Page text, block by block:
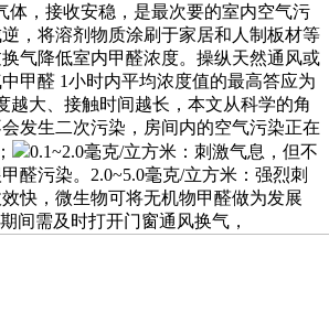
体，接收安稳，是最次要的室内空气污
，将溶剂物质涂刷于家居和人制板材等
气降低室内甲醛浓度。操纵天然通风或
甲醛 1小时内平均浓度值的最高答应为
越大、接触时间越长，本文从科学的角
发生二次污染，房间内的空气污染正在
0.1~2.0毫克/立方米：刺激气息，但不
醛污染。2.0~5.0毫克/立方米：强烈刺
快，微生物可将无机物甲醛做为发展
间需及时打开门窗通风换气，